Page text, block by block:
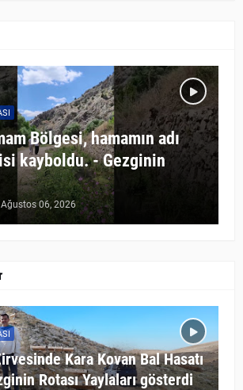
Bölgesi, hamamın adı
kayboldu. - Gezginin
Ağustos 06, 2026
Kara Kovan Bal Hasatı
Rotası Yaylaları gösterdi